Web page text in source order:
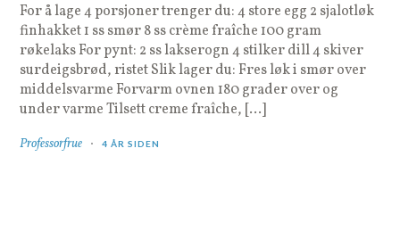
For å lage 4 porsjoner trenger du: 4 store egg 2 sjalotløk
finhakket 1 ss smør 8 ss crème fraîche 100 gram
røkelaks For pynt: 2 ss lakserogn 4 stilker dill 4 skiver
surdeigsbrød, ristet Slik lager du: Fres løk i smør over
middelsvarme Forvarm ovnen 180 grader over og
under varme Tilsett creme fraîche, […]
Professorfrue 4 ÅR SIDEN